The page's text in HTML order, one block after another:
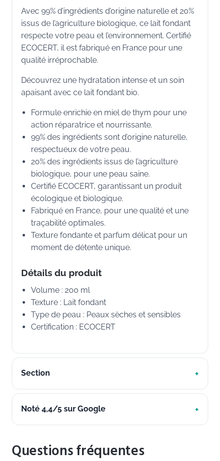
Avec 99% d’ingrédients d’origine naturelle et 20%
issus de l’agriculture biologique, ce lait fondant
respecte votre peau et l’environnement. Certifié
ECOCERT, il est fabriqué en France pour une
qualité irréprochable.
Découvrez une hydratation intense et un soin
apaisant avec ce lait fondant bio.
Formule enrichie en miel de thym pour une
action réparatrice et nourrissante.
99% des ingrédients sont d’origine naturelle,
respectueux de votre peau.
20% des ingrédients issus de l’agriculture
biologique, pour une peau saine.
Certifié ECOCERT, garantissant un produit
écologique et biologique.
Fabriqué en France, pour une qualité et une
traçabilité optimales.
Texture fondante et parfum délicat pour un
moment de détente unique.
Détails du produit
Volume : 200 ml
Texture : Lait fondant
Type de peau : Peaux sèches et sensibles
Certification : ECOCERT
Section
Noté 4,4/5 sur Google
Questions fréquentes